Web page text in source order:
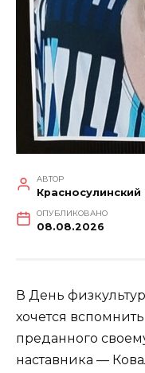
АВТОР
ОПУБЛИКОВАНО
08.08.2026
В День
хочется
преданного
наставника —